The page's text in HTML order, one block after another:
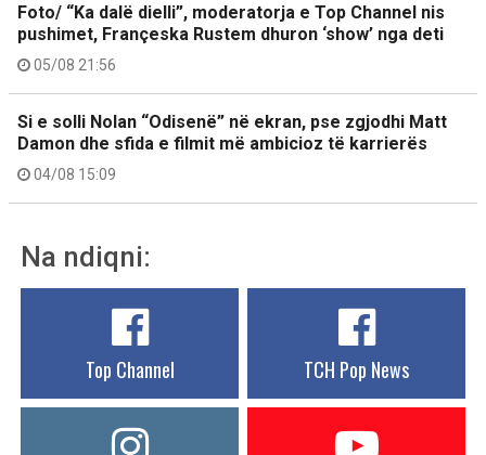
Foto/ “Ka dalë dielli”, moderatorja e Top Channel nis
pushimet, Françeska Rustem dhuron ‘show’ nga deti
05/08 21:56
Si e solli Nolan “Odisenë” në ekran, pse zgjodhi Matt
Damon dhe sfida e filmit më ambicioz të karrierës
04/08 15:09
Na ndiqni:
Top Channel TCH Pop News